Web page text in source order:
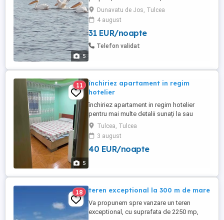
5
ieșire la apa de unde puteți pescui ,pleca
în excursii cu barca .Curtea spațioasă vă
oferă o priveliște spre un lac plin cu lotuși
dar și cu peste .La cerere oferim spre
închiriere bărci cu motor mic ,fara
Dunavatu de Jos, Tulcea
4 august
31 EUR/noapte
Telefon validat
5
11
închiriez apartament in regim
hotelier
închiriez apartament in regim hotelier
pentru mai multe detalii sunați la sau
Tulcea, Tulcea
3 august
40 EUR/noapte
18 teren exceptional la 300 m de mare
Va propunem spre vanzare un teren
exceptional, cu suprafata de 2250 mp,